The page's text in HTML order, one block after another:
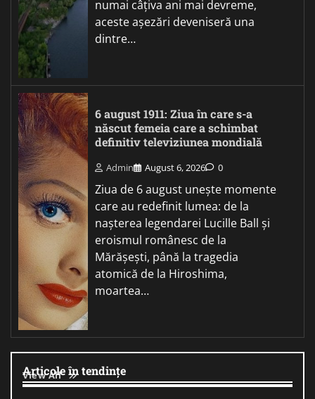
numai câțiva ani mai devreme,
aceste așezări deveniseră una
dintre…
6 august 1911: Ziua în care s-a
născut femeia care a schimbat
definitiv televiziunea mondială
Admin August 6, 2026 0
Ziua de 6 august unește momente
care au redefinit lumea: de la
nașterea legendarei Lucille Ball și
eroismul românesc de la
Mărășești, până la tragedia
atomică de la Hiroshima,
moartea…
Articole în tendințe
View All